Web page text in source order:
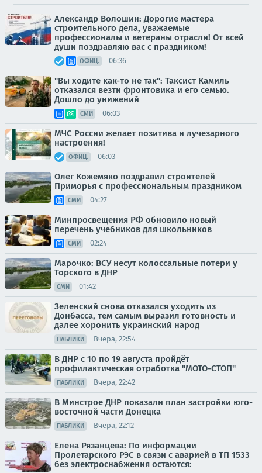
Александр Волошин: Дорогие мастера
строительного дела, уважаемые
профессионалы и ветераны отрасли! От всей
души поздравляю вас с праздником!
ОФИЦ. 06:36
"Вы ходите как-то не так": Таксист Камиль
отказался везти фронтовика и его семью.
Дошло до унижений
СМИ 06:03
МЧС России желает позитива и лучезарного
настроения!
ОФИЦ. 06:03
Олег Кожемяко поздравил строителей
Приморья с профессиональным праздником
СМИ 04:27
Минпросвещения РФ обновило новый
перечень учебников для школьников
СМИ 02:24
Марочко: ВСУ несут колоссальные потери у
Торского в ДНР
СМИ 01:42
Зеленский снова отказался уходить из
Донбасса, тем самым выразил готовность и
далее хоронить украинский народ
ПАБЛИКИ Вчера, 22:54
В ДНР с 10 по 19 августа пройдёт
профилактическая отработка "МОТО-СТОП"
ПАБЛИКИ Вчера, 22:42
В Минстрое ДНР показали план застройки юго-
восточной части Донецка
ПАБЛИКИ Вчера, 22:12
Елена Рязанцева: По информации
Пролетарского РЭС в связи с аварией в ТП 1533
без электроснабжения остаются: